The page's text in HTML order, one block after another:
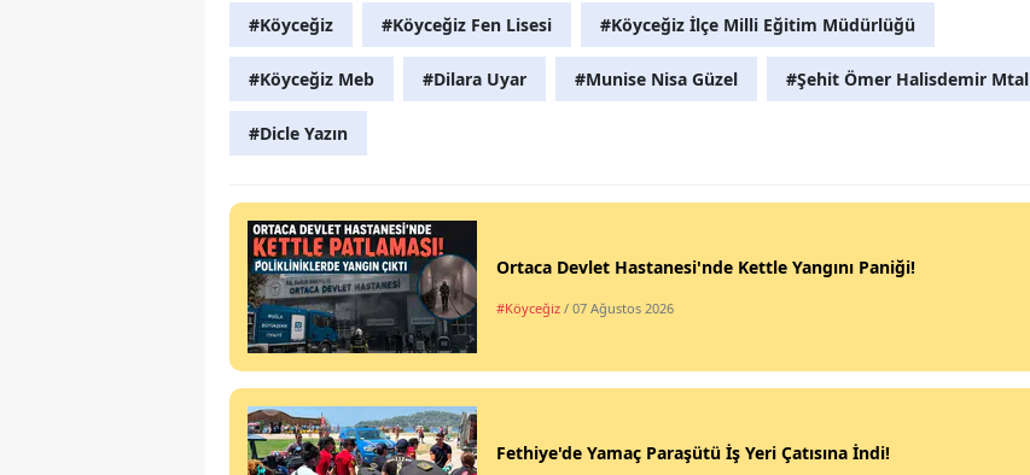
#Köyceğiz #Köyceğiz Fen Lisesi #Köyceğiz İlçe Milli Eğitim Müdürlüğü
#Köyceğiz Meb #Dilara Uyar #Munise Nisa Güzel #Şehit Ömer Halisdemir Mtal
#Dicle Yazın
Ortaca Devlet Hastanesi'nde Kettle Yangını Paniği!
#Köyceğiz / 07 Ağustos 2026
Fethiye'de Yamaç Paraşütü İş Yeri Çatısına İndi!